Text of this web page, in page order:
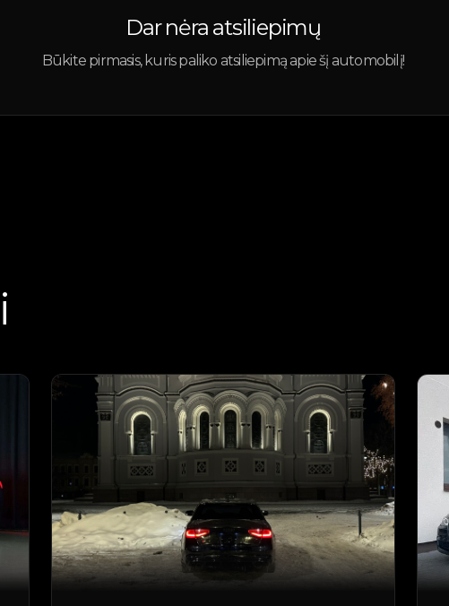
Dar nėra atsiliepimų
Būkite pirmasis, kuris paliko atsiliepimą apie šį automobilį!